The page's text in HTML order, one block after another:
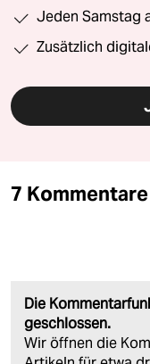
Jeden Samstag
Zusätzlich
7 Kommentare
Die
geschlossen.
Wir öffnen die